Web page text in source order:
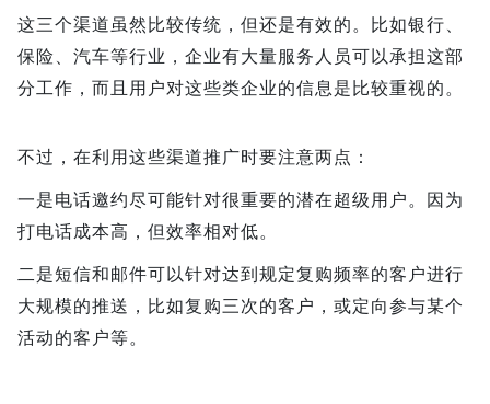
这三个渠道虽然比较传统，但还是有效的。比如银行、
保险、汽车等行业，企业有大量服务人员可以承担这部
分工作，而且用户对这些类企业的信息是比较重视的。
不过，在利用这些渠道推广时要注意两点：
一是电话邀约尽可能针对很重要的潜在超级用户。因为
打电话成本高，但效率相对低。
二是短信和邮件可以针对达到规定复购频率的客户进行
大规模的推送，比如复购三次的客户，或定向参与某个
活动的客户等。